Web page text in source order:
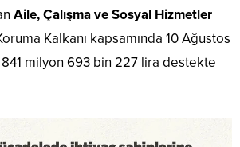
Aile, Çalışma ve Sosyal Hizmetler
Kalkanı kapsamında 10 Ağustos
milyon 693 bin 227 lira destekte